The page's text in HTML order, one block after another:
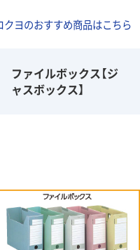
クヨのおすすめ商品はこちら
ファイルボックス【ジ
ャスボックス】